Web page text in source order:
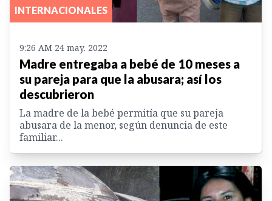
INTERNACIONALES
9:26 AM 24 may. 2022
Madre entregaba a bebé de 10 meses a
su pareja para que la abusara; así los
descubrieron
La madre de la bebé permitía que su pareja
abusara de la menor, según denuncia de este
familiar...